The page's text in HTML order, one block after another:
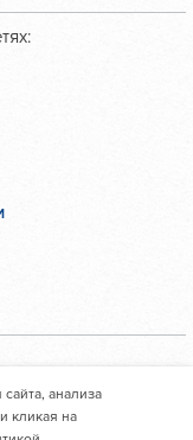
анализа
кликая на